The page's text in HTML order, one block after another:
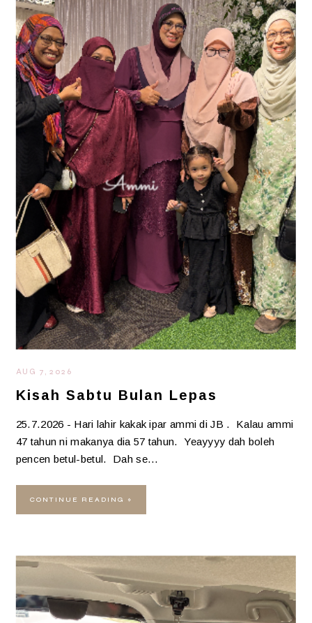
AUG 7, 2026
Kisah Sabtu Bulan Lepas
25.7.2026 - Hari lahir kakak ipar ammi di JB . Kalau ammi
47 tahun ni makanya dia 57 tahun. Yeayyyy dah boleh
pencen betul-betul. Dah se…
CONTINUE READING »